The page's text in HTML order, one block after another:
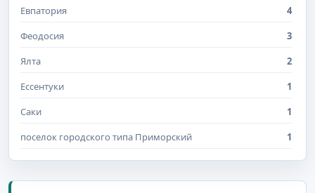
Евпатория
4
Феодосия
3
Ялта
2
Ессентуки
1
Саки
1
поселок городского типа Приморский
1